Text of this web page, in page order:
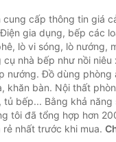
cung cấp thông tin giá
gia dụng, bếp các
lò vi sóng, lò nướng,
cụ nhà bếp như nồi
nướng. Đồ dùng phòng
khăn bàn. Nội thất
tủ bếp... Bằng khả
tôi đã tổng hợp hơn
rẻ nhất trước khi mua.